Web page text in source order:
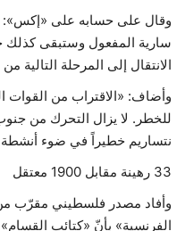
وقال على حسابه على «إكس»:
سارية المفعول وستبقى كذلك
الانتقال إلى المرحلة التالية من
وأضاف: «الاقتراب من القوات
للخطر. لا يزال التحرك من
نتساريم خطيراً في ضوء
33 رهينة مقابل 1900 معتقل
وأفاد مصدر فلسطيني مقرّب
الفرنسية» بأنّ «كتائب